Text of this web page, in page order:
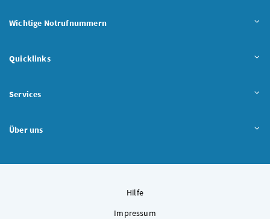
Wichtige Notrufnummern
Quicklinks
Services
Über uns
Hilfe
Impressum